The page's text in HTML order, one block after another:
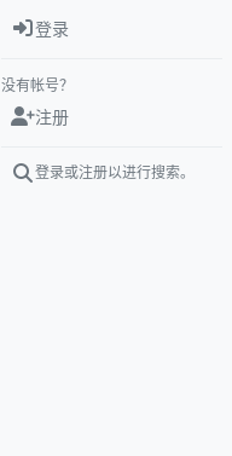
登录
没有帐号？
注册
登录或注册以进行搜索。